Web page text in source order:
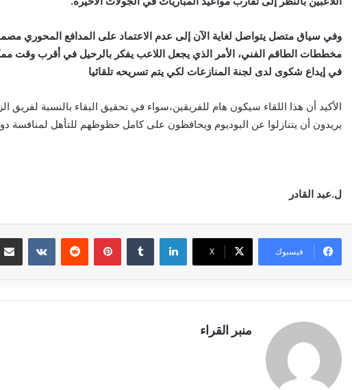
وفي سياق متصل يتواصل لغاية الآن إلى عدم الاعتماد على المدافع المحوري
مخططات الطاقم الفني، الأمر الذي يجعل اللاعب يفكر بالرحيل في أقرب وقت
في إيداع شكوى لدى لجنة المنازعات لكي يتم تسريحه تلقائيا
الأكيد أن هذا اللقاء سيكون هام للفريقين،سواء في تحقيق البقاء بالنسبة لفريق
يريدون أن يتنازلوا عن البوديوم ويحافظون على كامل حظوظهم للتأهل لمنافسة
ل.عبد القادر
فيسبوك X
لينكدإن بينتيريست
منبر القراء